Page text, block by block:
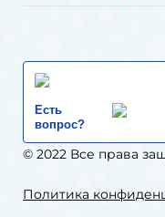
Есть
вопрос?
© 2022 Все права
Политика